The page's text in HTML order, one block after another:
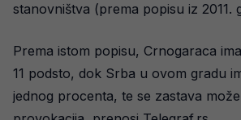
stanovništva (prema popisu iz 2011.
Prema istom popisu, Crnogaraca
11 podsto, dok Srba u ovom gradu
jednog procenta, te se zastava